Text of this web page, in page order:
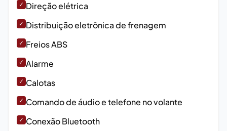
✓ Direção elétrica
✓ Distribuição eletrônica de frenagem
✓ Freios ABS
✓ Alarme
✓ Calotas
✓ Comando de áudio e telefone no volante
✓ Conexão Bluetooth